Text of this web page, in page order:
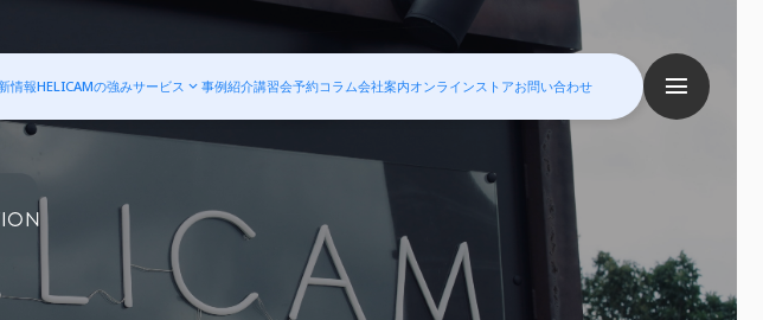
情報HELICAMの強みサービス 事例紹介講習会予約コラム会社案内オンラインストアお問い合わせ